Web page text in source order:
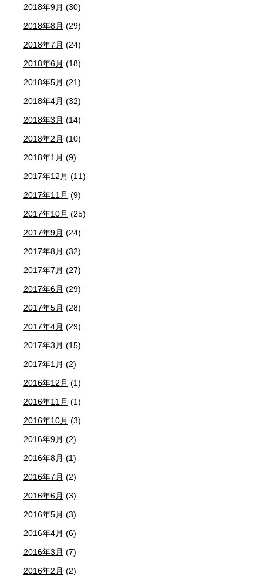
2018年9月 (30)
2018年8月 (29)
2018年7月 (24)
2018年6月 (18)
2018年5月 (21)
2018年4月 (32)
2018年3月 (14)
2018年2月 (10)
2018年1月 (9)
2017年12月 (11)
2017年11月 (9)
2017年10月 (25)
2017年9月 (24)
2017年8月 (32)
2017年7月 (27)
2017年6月 (29)
2017年5月 (28)
2017年4月 (29)
2017年3月 (15)
2017年1月 (2)
2016年12月 (1)
2016年11月 (1)
2016年10月 (3)
2016年9月 (2)
2016年8月 (1)
2016年7月 (2)
2016年6月 (3)
2016年5月 (3)
2016年4月 (6)
2016年3月 (7)
2016年2月 (2)